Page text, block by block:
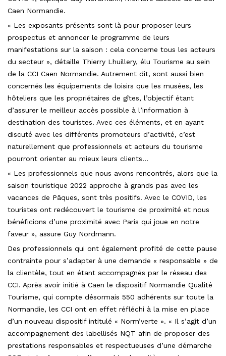
Caen Normandie.
« Les exposants présents sont là pour proposer leurs
prospectus et annoncer le programme de leurs
manifestations sur la saison : cela concerne tous les acteurs
du secteur », détaille Thierry Lhuillery, élu Tourisme au sein
de la CCI Caen Normandie. Autrement dit, sont aussi bien
concernés les équipements de loisirs que les musées, les
hôteliers que les propriétaires de gîtes, l’objectif étant
d’assurer le meilleur accès possible à l’information à
destination des touristes. Avec ces éléments, et en ayant
discuté avec les différents promoteurs d’activité, c’est
naturellement que professionnels et acteurs du tourisme
pourront orienter au mieux leurs clients…
« Les professionnels que nous avons rencontrés, alors que la
saison touristique 2022 approche à grands pas avec les
vacances de Pâques, sont très positifs. Avec le COVID, les
touristes ont redécouvert le tourisme de proximité et nous
bénéficions d’une proximité avec Paris qui joue en notre
faveur », assure Guy Nordmann.
Des professionnels qui ont également profité de cette pause
contrainte pour s’adapter à une demande « responsable » de
la clientèle, tout en étant accompagnés par le réseau des
CCI. Après avoir initié à Caen le dispositif Normandie Qualité
Tourisme, qui compte désormais 550 adhérents sur toute la
Normandie, les CCI ont en effet réfléchi à la mise en place
d’un nouveau dispositif intitulé « Norm’verte ». « Il s’agit d’un
accompagnement des labellisés NQT afin de proposer des
prestations responsables et respectueuses d’une démarche